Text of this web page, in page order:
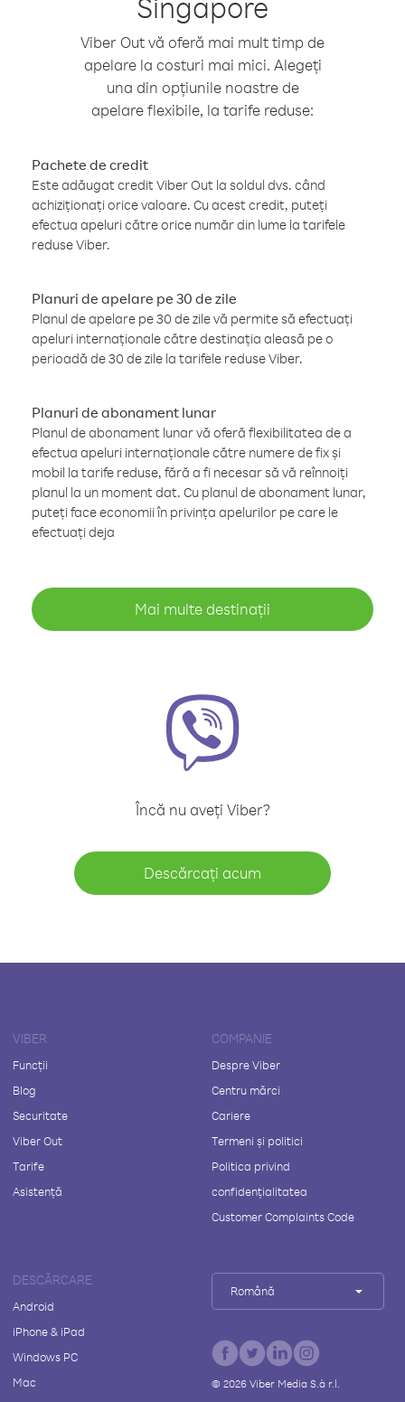
Viber Out vă oferă mai mult timp de
apelare la costuri mai mici. Alegeți
una din opțiunile noastre de
apelare flexibile, la tarife reduse:
Pachete de credit
Este adăugat credit Viber Out la soldul dvs. când
achiziționați orice valoare. Cu acest credit, puteți
efectua apeluri către orice număr din lume la tarifele
reduse Viber.
Planuri de apelare pe 30 de zile
Planul de apelare pe 30 de zile vă permite să efectuați
apeluri internaționale către destinația aleasă pe o
perioadă de 30 de zile la tarifele reduse Viber.
Planuri de abonament lunar
Planul de abonament lunar vă oferă flexibilitatea de a
efectua apeluri internaționale către numere de fix și
mobil la tarife reduse, fără a fi necesar să vă reînnoiți
planul la un moment dat. Cu planul de abonament lunar,
puteți face economii în privința apelurilor pe care le
efectuați deja
Mai multe destinații
Încă nu aveți Viber?
Descărcați acum
VIBER
Funcții
Blog
Securitate
Viber Out
Tarife
Asistență
COMPANIE
Despre Viber
Centru mărci
Cariere
Termeni și politici
Politica privind
confidențialitatea
Customer Complaints Code
DESCĂRCARE
Android
iPhone & iPad
Windows PC
Mac
Română
© 2026Viber Media S.à r.l.